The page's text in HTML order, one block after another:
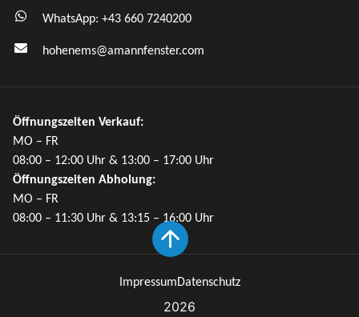
WhatsApp: +43 660 7240200
hohenems@amannfenster.com
Öffnungszeiten Verkauf:
MO – FR
08:00 – 12:00 Uhr & 13:00 – 17:00 Uhr
Öffnungszeiten Abholung:
MO – FR
08:00 – 11:30 Uhr & 13:15 – 16:00 Uhr
2026
ImpressumDatenschutz